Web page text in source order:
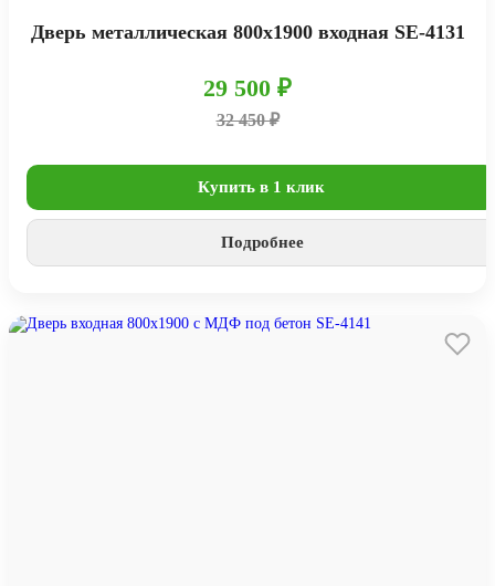
Дверь металлическая 800х1900 входная SE-4131
29 500 ₽
32 450 ₽
Купить в 1 клик
Подробнее